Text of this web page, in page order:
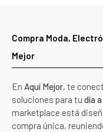
Compra Moda,
Mejor
En Aquí Mejor, te
soluciones para tu día
marketplace está
compra única,